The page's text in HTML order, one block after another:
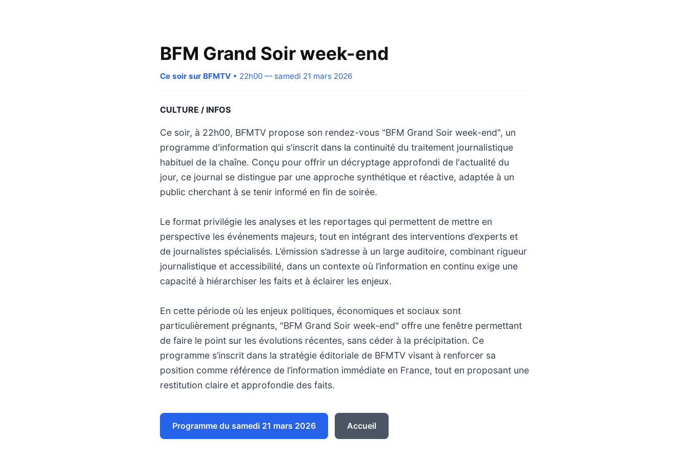
BFM Grand Soir week-end
Ce soir sur BFMTV • 22h00 — samedi 21 mars 2026
CULTURE / INFOS
Ce soir, à 22h00, BFMTV propose son rendez-vous "BFM Grand Soir week-end", un
programme d'information qui s'inscrit dans la continuité du traitement journalistique
habituel de la chaîne. Conçu pour offrir un décryptage approfondi de l'actualité du
jour, ce journal se distingue par une approche synthétique et réactive, adaptée à un
public cherchant à se tenir informé en fin de soirée.
Le format privilégie les analyses et les reportages qui permettent de mettre en
perspective les événements majeurs, tout en intégrant des interventions d’experts et
de journalistes spécialisés. L’émission s’adresse à un large auditoire, combinant rigueur
journalistique et accessibilité, dans un contexte où l’information en continu exige une
capacité à hiérarchiser les faits et à éclairer les enjeux.
En cette période où les enjeux politiques, économiques et sociaux sont
particulièrement prégnants, "BFM Grand Soir week-end" offre une fenêtre permettant
de faire le point sur les évolutions récentes, sans céder à la précipitation. Ce
programme s’inscrit dans la stratégie éditoriale de BFMTV visant à renforcer sa
position comme référence de l’information immédiate en France, tout en proposant une
restitution claire et approfondie des faits.
Programme du samedi 21 mars 2026 Accueil